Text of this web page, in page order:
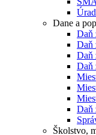
Dane a
Daň
Daň
Daň
Daň
Daň
Školstvo,